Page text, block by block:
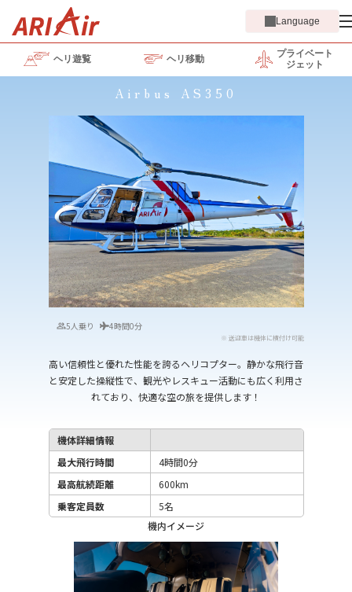
Language
ヘリ遊覧 ヘリ移動
プライベート
ジェット
Airbus AS350
5人乗り 4時間0分
※ 送迎車は機体に横付け可能
高い信頼性と優れた性能を誇るヘリコプター。静かな飛行音
と安定した操縦性で、観光やレスキュー活動にも広く利用さ
れており、快適な空の旅を提供します！
機体詳細情報
最大飛行時間
4時間0分
最高航続距離
600km
乗客定員数
5名
機内イメージ